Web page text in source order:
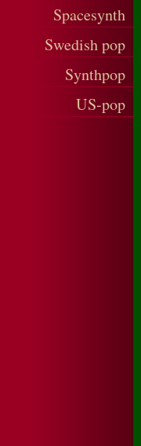
Spacesynth
Swedish pop
Synthpop
US-pop